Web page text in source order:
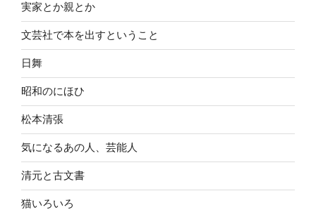
実家とか親とか
文芸社で本を出すということ
日舞
昭和のにほひ
松本清張
気になるあの人、芸能人
清元と古文書
猫いろいろ